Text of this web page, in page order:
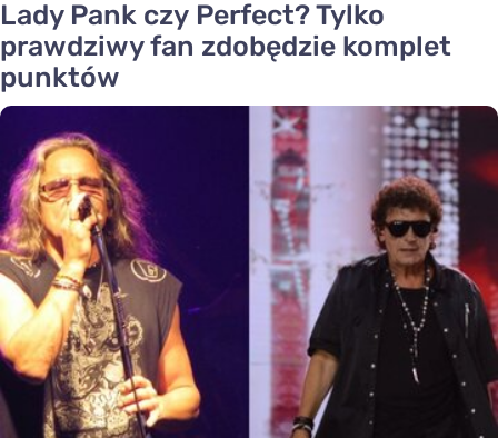
Lady Pank czy Perfect? Tylko
prawdziwy fan zdobędzie komplet
punktów